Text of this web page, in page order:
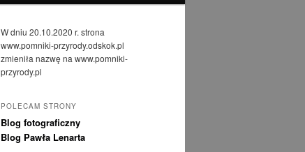
W dniu 20.10.2020 r. strona
www.pomniki-przyrody.odskok.pl
zmieniła nazwę na www.pomniki-
przyrody.pl
POLECAM STRONY
Blog fotograficzny
Blog Pawła Lenarta